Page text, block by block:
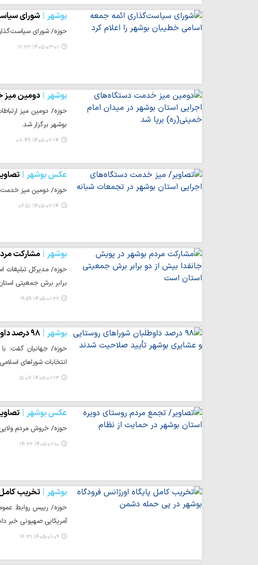
بوشهر شورای
حوزه/ شورای
۱۴۰۵-۰۳-۰۱ ۱۲:۲۳
بوشهر دومین میز
حوزه/ دومین میز
بوشهر برگزار شد.
۱۴۰۵-۰۲-۱۴ ۰۸:۴۹
عکس بوشهر
حوزه/ دومین میز خدمت
۱۴۰۵-۰۲-۱۴ ۰۶:۵۱
بوشهر مشارکت
حوزه/ مدیرکل
برابر برش جمعیتی
۱۴۰۵-۰۱-۲۲ ۱۹:۵۹
بوشهر ۹۸ درصد داوطلبان شوراهای روستایی و عشایری بوشهر تأیید صلاحیت شدند
انتخابات شوراهای
۱۴۰۵-۰۱-۱۳ ۱۵:۰۷
عکس بوشهر
حوزه/ خروش مردم ولایی
۱۴۰۵-۰۱-۱۰ ۱۴:۲۲
بوشهر تخریب کامل
آمریکایی صهیونی خبر
۱۴۰۵-۰۱-۰۹ ۱۶:۳۱